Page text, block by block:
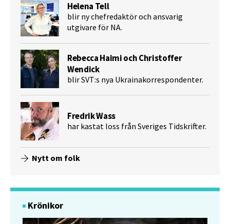
Helena Tell
blir ny chefredaktör och ansvarig
utgivare för NA.
Rebecca Haimi och Christoffer
Wendick
blir SVT:s nya Ukrainakorrespondenter.
Fredrik Wass
har kastat loss från Sveriges Tidskrifter.
Nytt om folk
Krönikor